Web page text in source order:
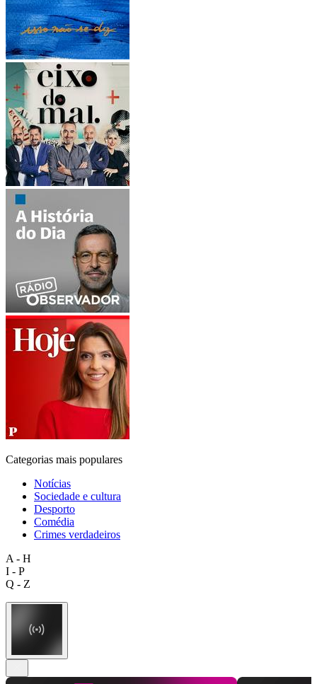
Categorias mais populares
Notícias
Sociedade e cultura
Desporto
Comédia
Crimes verdadeiros
A - H
I - P
Q - Z